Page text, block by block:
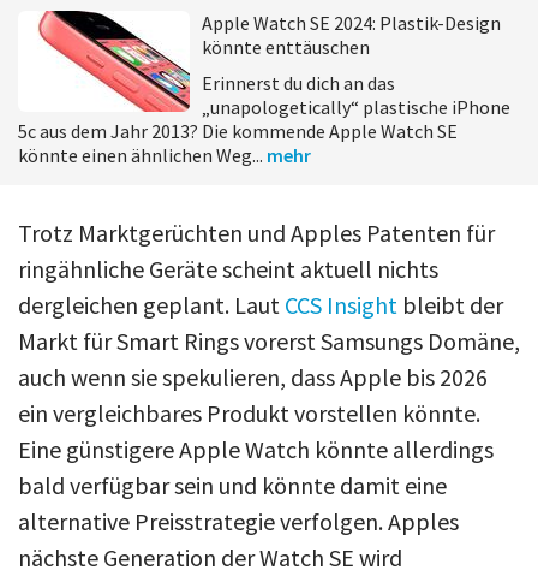
Apple Watch SE 2024: Plastik-Design
könnte enttäuschen
Erinnerst du dich an das
„unapologetically“ plastische iPhone
5c aus dem Jahr 2013? Die kommende Apple Watch SE
könnte einen ähnlichen Weg... mehr
Trotz Marktgerüchten und Apples Patenten für
ringähnliche Geräte scheint aktuell nichts
dergleichen geplant. Laut CCS Insight bleibt der
Markt für Smart Rings vorerst Samsungs Domäne,
auch wenn sie spekulieren, dass Apple bis 2026
ein vergleichbares Produkt vorstellen könnte.
Eine günstigere Apple Watch könnte allerdings
bald verfügbar sein und könnte damit eine
alternative Preisstrategie verfolgen. Apples
nächste Generation der Watch SE wird